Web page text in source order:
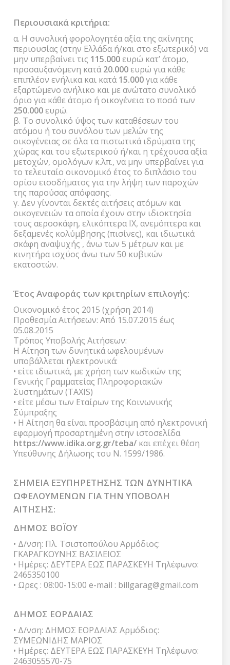
Περιουσιακά κριτήρια:
α. Η συνολική φορολογητέα αξία της ακίνητης
περιουσίας (στην Ελλάδα ή/και στο εξωτερικό) να
μην υπερβαίνει τις 115.000ευρώ κατ’ άτομο,
προσαυξανόμενη κατά20.000ευρώ για κάθε
επιπλέον ενήλικα και κατά15.000για κάθε
εξαρτώμενο ανήλικο και με ανώτατο συνολικό
όριο για κάθε άτομο ή οικογένεια το ποσό των
250.000ευρώ.
β. Το συνολικό ύψος των καταθέσεων του
ατόμου ή του συνόλου των μελών της
οικογένειας σε όλα τα πιστωτικά ιδρύματα της
χώρας και του εξωτερικού ή/και η τρέχουσα αξία
μετοχών, ομολόγων κ.λπ., να μην υπερβαίνει για
το τελευταίο οικονομικό έτος το διπλάσιο του
ορίου εισοδήματος για την λήψη των παροχών
της παρούσας απόφασης.
γ. Δεν γίνονται δεκτές αιτήσεις ατόμων και
οικογενειών τα οποία έχουν στην ιδιοκτησία
τους αεροσκάφη, ελικόπτερα IX, ανεμόπτερα και
δεξαμενές κολύμβησης (πισίνες), και ιδιωτικά
σκάφη αναψυχής , άνω των 5 μέτρων και με
κινητήρα ισχύος άνω των 50 κυβικών
εκατοστών.
Έτος Αναφοράς των κριτηρίων επιλογής:
Οικονομικό έτος 2015 (χρήση 2014)
Προθεσμία Αιτήσεων: Από 15.07.2015 έως
05.08.2015
Τρόπος Υποβολής Αιτήσεων:
Η Αίτηση των δυνητικά ωφελουμένων
υποβάλλεται ηλεκτρονικά:
• είτε ιδιωτικά, με χρήση των κωδικών της
Γενικής Γραμματείας Πληροφοριακών
Συστημάτων (TAXIS)
• είτε μέσω των Εταίρων της Κοινωνικής
Σύμπραξης
• Η Αίτηση θα είναι προσβάσιμη από ηλεκτρονική
εφαρμογή προσαρτημένη στην ιστοσελίδα
https://www.idika.org.gr/teba/και επέχει θέση
Υπεύθυνης Δήλωσης του Ν. 1599/1986.
ΣΗΜΕΙΑ ΕΞΥΠΗΡΕΤΗΣΗΣ ΤΩΝ ΔΥΝΗΤΙΚΑ
ΩΦΕΛΟΥΜΕΝΩΝ ΓΙΑ ΤΗΝ ΥΠΟΒΟΛΗ
ΑΙΤΗΣΗΣ:
ΔΗΜΟΣ ΒΟÏΟΥ
• Δ/νση: Πλ. Τσιστοπούλου Αρμόδιος:
ΓΚΑΡΑΓΚΟΥΝΗΣ ΒΑΣΙΛΕΙΟΣ
• Ημέρες: ΔΕΥΤΕΡΑ ΕΩΣ ΠΑΡΑΣΚΕΥΗ Τηλέφωνο:
2465350100
• Ωρες : 08:00-15:00 e-mail : billgarag@gmail.com
ΔΗΜΟΣ ΕΟΡΔΑΙΑΣ
• Δ/νση: ΔΗΜΟΣ ΕΟΡΔΑΙΑΣ Αρμόδιος:
ΣΥΜΕΩΝΙΔΗΣ ΜΑΡΙΟΣ
• Ημέρες: ΔΕΥΤΕΡΑ ΕΩΣ ΠΑΡΑΣΚΕΥΗ Τηλέφωνο:
2463055570-75